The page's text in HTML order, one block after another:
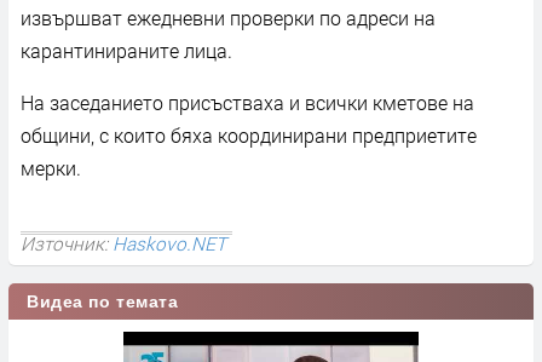
извършват ежедневни проверки по адреси на
карантинираните лица.
На заседанието присъстваха и всички кметове на
общини, с които бяха координирани предприетите
мерки.
Източник:Haskovo.NET
Видеа по темата